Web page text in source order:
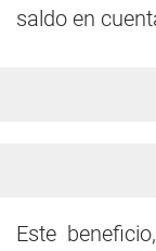
saldo en
Este